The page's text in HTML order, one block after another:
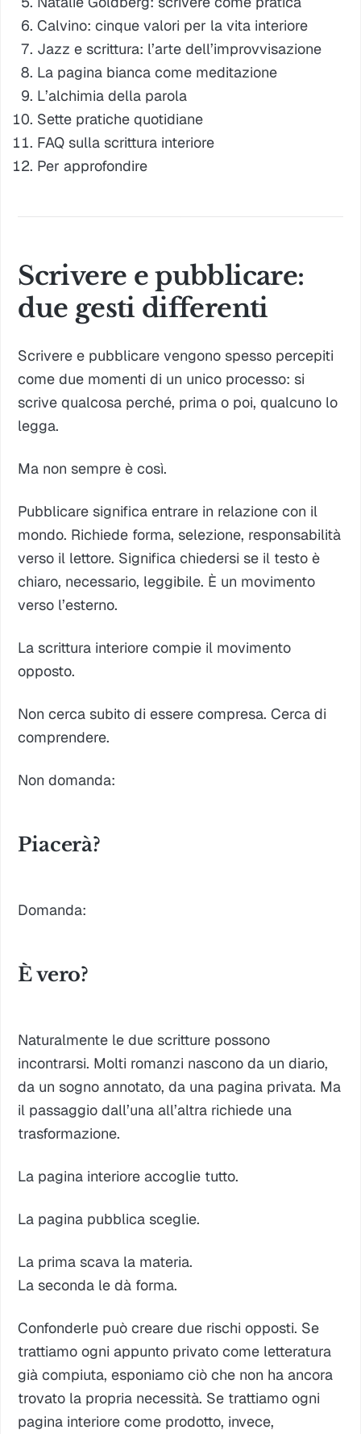
Calvino: cinque valori per la vita interiore
Jazz e scrittura: l’arte dell’improvvisazione
La pagina bianca come meditazione
L’alchimia della parola
Sette pratiche quotidiane
FAQ sulla scrittura interiore
Per approfondire
Scrivere e pubblicare:
due gesti differenti
Scrivere e pubblicare vengono spesso percepiti
come due momenti di un unico processo: si
scrive qualcosa perché, prima o poi, qualcuno lo
legga.
Ma non sempre è così.
Pubblicare significa entrare in relazione con il
mondo. Richiede forma, selezione, responsabilità
verso il lettore. Significa chiedersi se il testo è
chiaro, necessario, leggibile. È un movimento
verso l’esterno.
La scrittura interiore compie il movimento
opposto.
Non cerca subito di essere compresa. Cerca di
comprendere.
Non domanda:
Piacerà?
Domanda:
È vero?
Naturalmente le due scritture possono
incontrarsi. Molti romanzi nascono da un diario,
da un sogno annotato, da una pagina privata. Ma
il passaggio dall’una all’altra richiede una
trasformazione.
La pagina interiore accoglie tutto.
La pagina pubblica sceglie.
La prima scava la materia.
La seconda le dà forma.
Confonderle può creare due rischi opposti. Se
trattiamo ogni appunto privato come letteratura
già compiuta, esponiamo ciò che non ha ancora
trovato la propria necessità. Se trattiamo ogni
pagina interiore come prodotto, invece,